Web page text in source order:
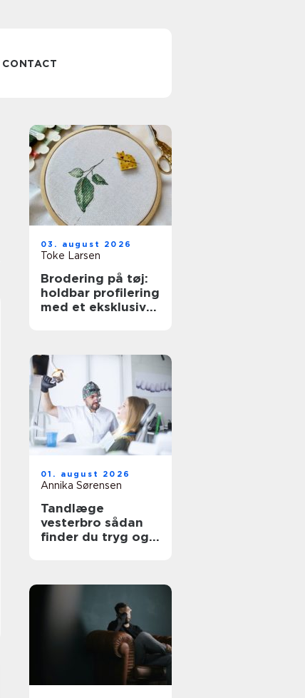
CONTACT
03. august 2026
Toke Larsen
Brodering på tøj:
holdbar profilering
med et eksklusivt
01. august 2026
Annika Sørensen
Tandlæge
vesterbro sådan
finder du tryg og